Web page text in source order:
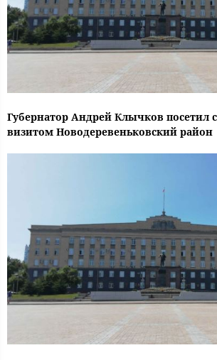
Губернатор Андрей Клычков посетил
визитом Новодеревеньковский район